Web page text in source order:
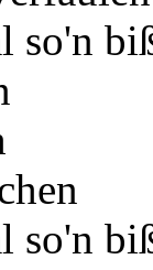
so'n
so'n